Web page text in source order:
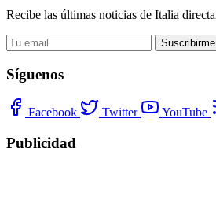
Recibe las últimas noticias de Italia
Suscribirme
Síguenos
Facebook Twitter YouTube
Publicidad